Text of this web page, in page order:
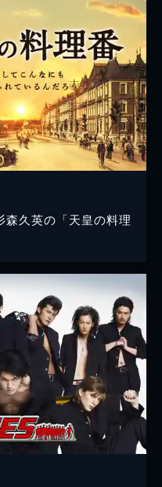
久英の「天皇の料理